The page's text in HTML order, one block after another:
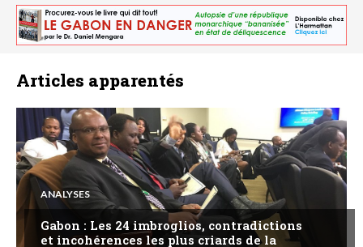
Articles apparentés
ANALYSES
Gabon : Les 24 imbroglios, contradictions
et incohérences les plus criards de la